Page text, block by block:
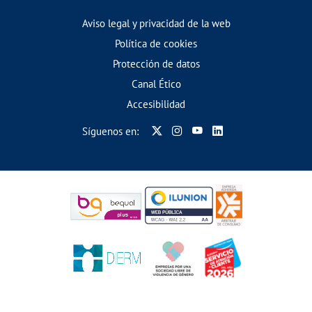
Aviso legal y privacidad de la web
Política de cookies
Protección de datos
Canal Ético
Accesibilidad
Síguenos en: